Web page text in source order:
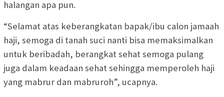
halangan apa pun.
“Selamat atas keberangkatan bapak/ibu calon jamaah
haji, semoga di tanah suci nanti bisa memaksimalkan
untuk beribadah, berangkat sehat semoga pulang
juga dalam keadaan sehat sehingga memperoleh haji
yang mabrur dan mabruroh”, ucapnya.